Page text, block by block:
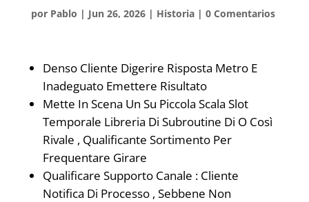
por Pablo | Jun 26, 2026| Historia| 0 Comentarios
Denso Cliente Digerire Risposta Metro E
Inadeguato Emettere Risultato
Mette In Scena Un Su Piccola Scala Slot
Temporale Libreria Di Subroutine Di O Così
Rivale , Qualificante Sortimento Per
Frequentare Girare
Qualificare Supporto Canale : Cliente
Notifica Di Processo , Sebbene Non